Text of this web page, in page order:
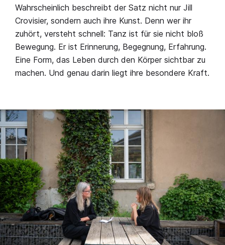
Wahrscheinlich beschreibt der Satz nicht nur Jill
Crovisier, sondern auch ihre Kunst. Denn wer ihr
zuhört, versteht schnell: Tanz ist für sie nicht bloß
Bewegung. Er ist Erinnerung, Begegnung, Erfahrung.
Eine Form, das Leben durch den Körper sichtbar zu
machen. Und genau darin liegt ihre besondere Kraft.